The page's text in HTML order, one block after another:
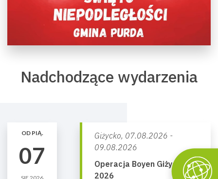
Nadchodzące wydarzenia
OD PIĄ.
07
Giżycko, 07.08.2026 -
09.08.2026
Operacja Boyen Giżycko
2026